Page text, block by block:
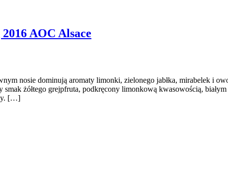
AOC Alsace
nosie dominują aromaty limonki, zielonego jabłka, mirabelek i
smak żółtego grejpfruta, podkręcony limonkową kwasowością,
[…]